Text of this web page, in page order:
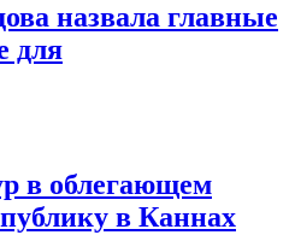
назвала главные
для
в облегающем
в Каннах